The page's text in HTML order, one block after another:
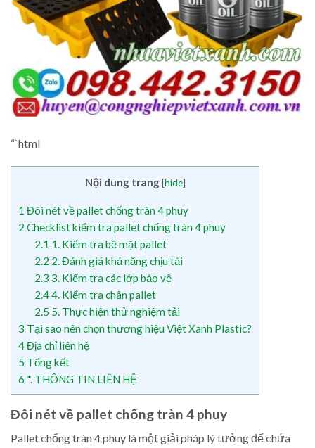
“`html
Nội dung trang [hide]
1 Đôi nét về pallet chống tràn 4 phuy
2 Checklist kiểm tra pallet chống tràn 4 phuy
2.1 1. Kiểm tra bề mặt pallet
2.2 2. Đánh giá khả năng chịu tải
2.3 3. Kiểm tra các lớp bảo vệ
2.44. Kiểm tra chân pallet
2.5 5. Thực hiện thử nghiệm tải
3 Tại sao nên chọn thương hiệu Việt Xanh Plastic?
4Địa chỉ liên hệ
5 Tổng kết
6 *. THÔNG TIN LIÊN HỆ
Đôi nét về pallet chống tràn 4 phuy
Pallet chống tràn 4 phuy là một giải pháp lý tưởng để chứa